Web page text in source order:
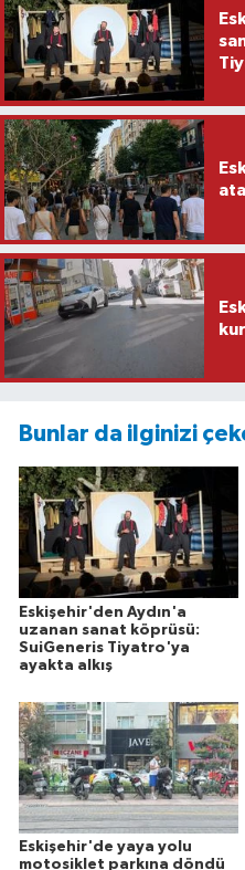
Bunlar da ilginizi
Eskişehir'den Aydın'a
uzanan sanat köprüsü:
SuiGeneris Tiyatro'ya
ayakta alkış
Eskişehir'de yaya yolu
motosiklet parkına döndü